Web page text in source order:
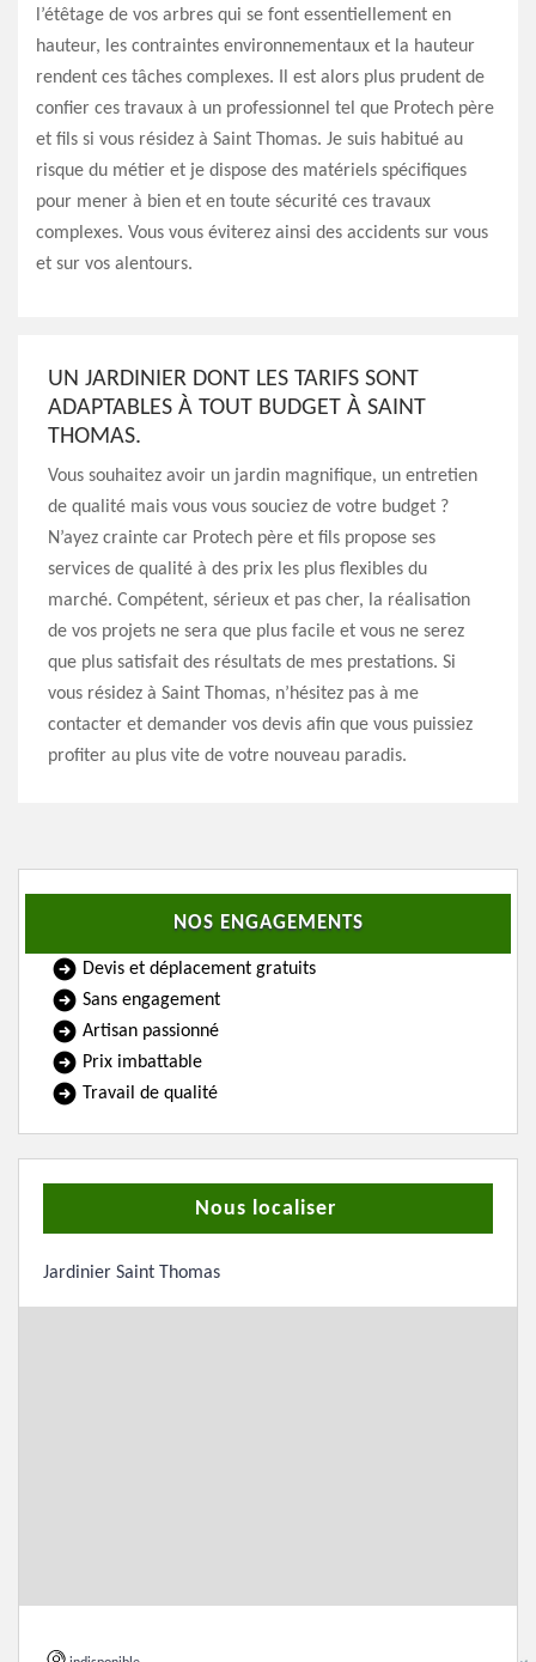
l’étêtage de vos arbres qui se font essentiellement en
hauteur, les contraintes environnementaux et la hauteur
rendent ces tâches complexes. Il est alors plus prudent de
confier ces travaux à un professionnel tel que Protech père
et fils si vous résidez à Saint Thomas. Je suis habitué au
risque du métier et je dispose des matériels spécifiques
pour mener à bien et en toute sécurité ces travaux
complexes. Vous vous éviterez ainsi des accidents sur vous
et sur vos alentours.
UN JARDINIER DONT LES TARIFS SONT
ADAPTABLES À TOUT BUDGET À SAINT
THOMAS.
Vous souhaitez avoir un jardin magnifique, un entretien
de qualité mais vous vous souciez de votre budget ?
N’ayez crainte car Protech père et fils propose ses
services de qualité à des prix les plus flexibles du
marché. Compétent, sérieux et pas cher, la réalisation
de vos projets ne sera que plus facile et vous ne serez
que plus satisfait des résultats de mes prestations. Si
vous résidez à Saint Thomas, n’hésitez pas à me
contacter et demander vos devis afin que vous puissiez
profiter au plus vite de votre nouveau paradis.
NOS ENGAGEMENTS
Devis et déplacement gratuits
Sans engagement
Artisan passionné
Prix imbattable
Travail de qualité
Nous localiser
Jardinier Saint Thomas